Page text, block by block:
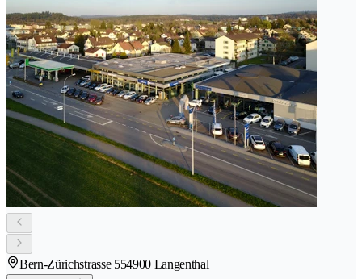
Bern-Zürichstrasse 554900 Langenthal